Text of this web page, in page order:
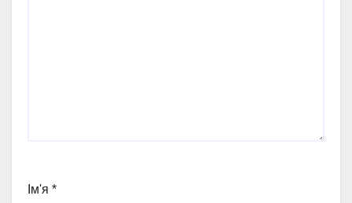
Ім'я *